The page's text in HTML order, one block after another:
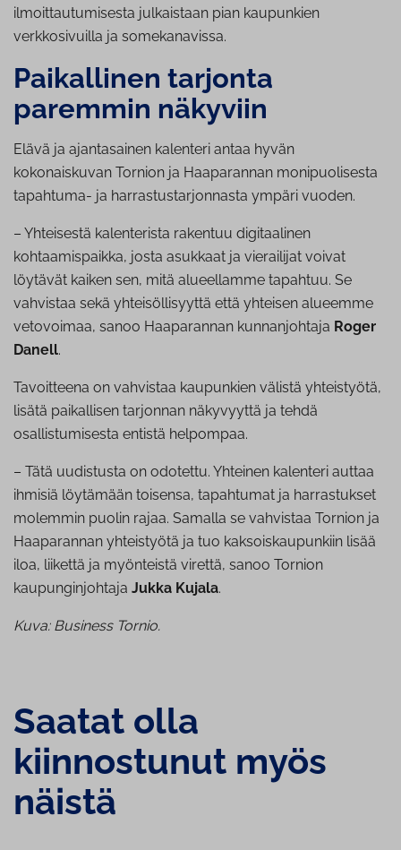
ilmoittautumisesta julkaistaan pian kaupunkien
verkkosivuilla ja somekanavissa.
Paikallinen tarjonta
paremmin näkyviin
Elävä ja ajantasainen kalenteri antaa hyvän
kokonaiskuvan Tornion ja Haaparannan monipuolisesta
tapahtuma- ja harrastustarjonnasta ympäri vuoden.
– Yhteisestä kalenterista rakentuu digitaalinen
kohtaamispaikka, josta asukkaat ja vierailijat voivat
löytävät kaiken sen, mitä alueellamme tapahtuu. Se
vahvistaa sekä yhteisöllisyyttä että yhteisen alueemme
vetovoimaa, sanoo Haaparannan kunnanjohtaja Roger
Danell.
Tavoitteena on vahvistaa kaupunkien välistä yhteistyötä,
lisätä paikallisen tarjonnan näkyvyyttä ja tehdä
osallistumisesta entistä helpompaa.
– Tätä uudistusta on odotettu. Yhteinen kalenteri auttaa
ihmisiä löytämään toisensa, tapahtumat ja harrastukset
molemmin puolin rajaa. Samalla se vahvistaa Tornion ja
Haaparannan yhteistyötä ja tuo kaksoiskaupunkiin lisää
iloa, liikettä ja myönteistä virettä, sanoo Tornion
kaupunginjohtaja Jukka Kujala.
Kuva: Business Tornio.
Saatat olla
kiinnostunut myös
näistä